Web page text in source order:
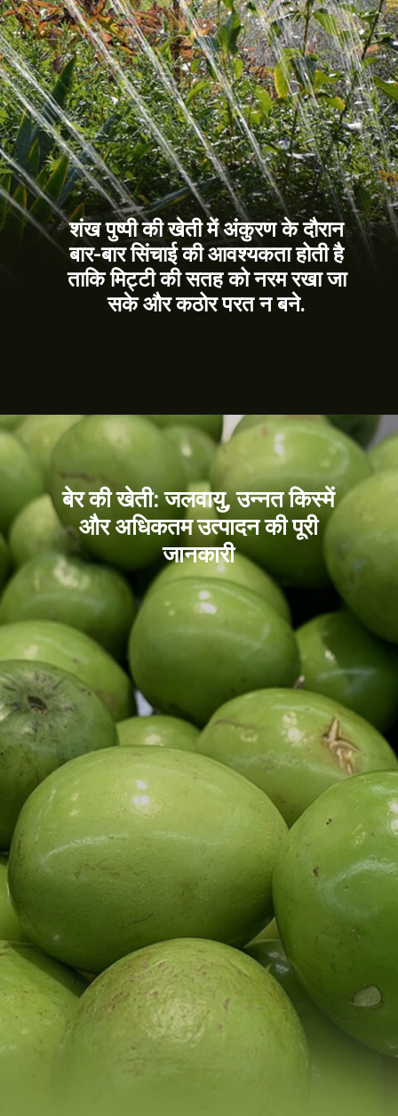
शंख पुष्पी की खेती में अंकुरण के दौरान
बार-बार सिंचाई की आवश्यकता होती है
ताकि मिट्टी की सतह को नरम रखा जा
सके और कठोर परत न बने.
बेर की खेती: जलवायु, उन्नत किस्में
और अधिकतम उत्पादन की पूरी
जानकारी